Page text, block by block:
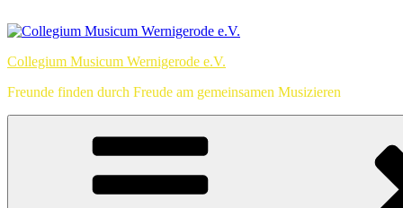
Inhalt
Collegium Musicum Wernigerode e.V.
Freunde finden durch Freude am gemeinsamen Musizieren